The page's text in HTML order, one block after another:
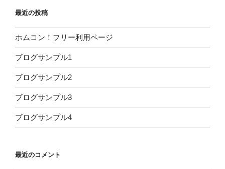
最近の投稿
ホムコン！フリー利用ページ
ブログサンプル1
ブログサンプル2
ブログサンプル3
ブログサンプル4
最近のコメント